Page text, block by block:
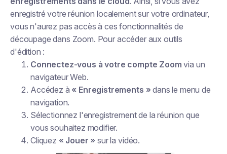
enregistré votre réunion localement sur votre ordinateur,
vous n'aurez pas accès à ces fonctionnalités de
découpage dans Zoom. Pour accéder aux outils
d'édition :
Connectez-vous à votre compte Zoom via un
navigateur Web.
Accédez à « Enregistrements »dans le menu de
navigation.
Sélectionnez l'enregistrement de la réunion que
vous souhaitez modifier.
Cliquez « Jouer » sur la vidéo.